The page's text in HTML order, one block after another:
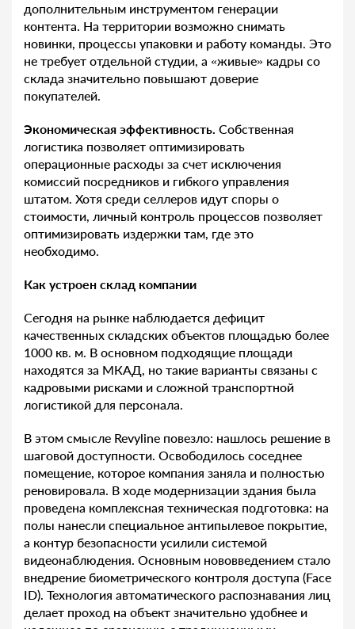
дополнительным инструментом генерации
контента. На территории возможно снимать
новинки, процессы упаковки и работу команды. Это
не требует отдельной студии, а «живые» кадры со
склада значительно повышают доверие
покупателей.
Экономическая эффективность. Собственная
логистика позволяет оптимизировать
операционные расходы за счет исключения
комиссий посредников и гибкого управления
штатом. Хотя среди селлеров идут споры о
стоимости, личный контроль процессов позволяет
оптимизировать издержки там, где это
необходимо.
Как устроен склад компании
Сегодня на рынке наблюдается дефицит
качественных складских объектов площадью более
1000 кв. м. В основном подходящие площади
находятся за МКАД, но такие варианты связаны с
кадровыми рисками и сложной транспортной
логистикой для персонала.
В этом смысле Revyline повезло: нашлось решение в
шаговой доступности. Освободилось соседнее
помещение, которое компания заняла и полностью
реновировала. В ходе модернизации здания была
проведена комплексная техническая подготовка: на
полы нанесли специальное антипылевое покрытие,
а контур безопасности усилили системой
видеонаблюдения. Основным нововведением стало
внедрение биометрического контроля доступа (Face
ID). Технология автоматического распознавания лиц
делает проход на объект значительно удобнее и